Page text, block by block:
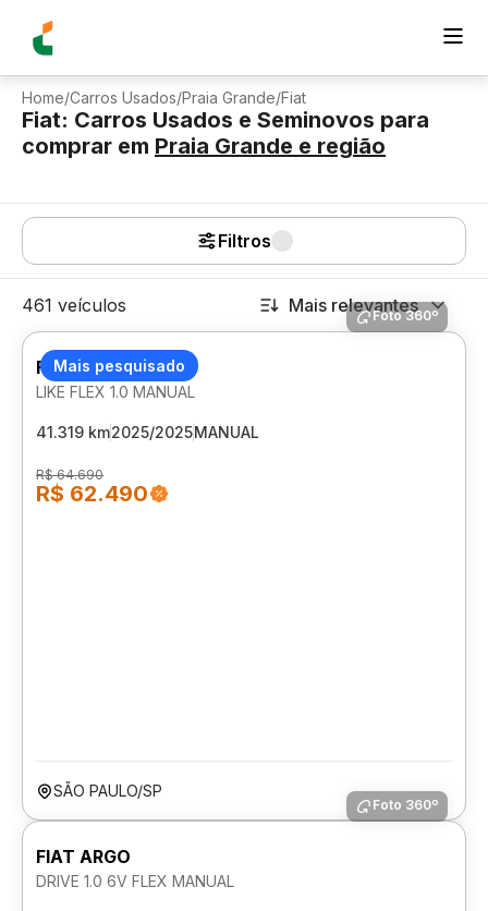
Home/Carros Usados/Praia Grande/Fiat
Fiat: Carros Usados e Seminovos para
comprar em Praia Grande e região
Filtros
461 veículos Mais relevantes
Mais pesquisado
Foto 360º
FIAT MOBI
LIKE FLEX 1.0 MANUAL
41.319 km2025/2025MANUAL
R$ 64.690
R$ 62.490
SÃO PAULO/SP
Foto 360º
FIAT ARGO
DRIVE 1.0 6V FLEX MANUAL